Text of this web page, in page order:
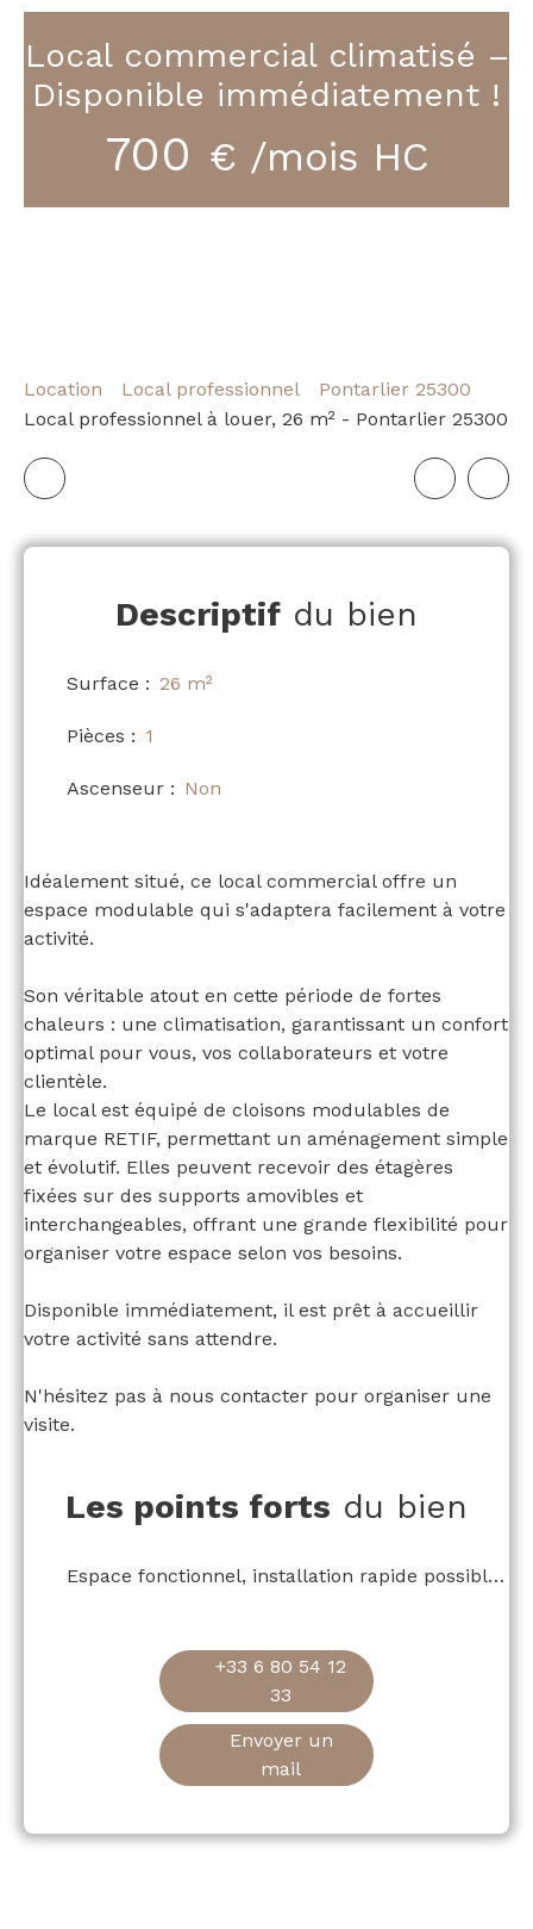
Local commercial climatisé –
Disponible immédiatement !
700 € /mois HC
Location Local professionnel
Pontarlier 25300
Local professionnel à louer, 26 m² - Pontarlier 25300
Descriptif du bien
Surface : 26 m²
Pièces : 1
Ascenseur : Non
Idéalement situé, ce local commercial offre un
espace modulable qui s'adaptera facilement à votre
activité.
Son véritable atout en cette période de fortes
chaleurs : une climatisation, garantissant un confort
optimal pour vous, vos collaborateurs et votre
clientèle.
Le local est équipé de cloisons modulables de
marque RETIF, permettant un aménagement simple
et évolutif. Elles peuvent recevoir des étagères
fixées sur des supports amovibles et
interchangeables, offrant une grande flexibilité pour
organiser votre espace selon vos besoins.
Disponible immédiatement, il est prêt à accueillir
votre activité sans attendre.
N'hésitez pas à nous contacter pour organiser une
visite.
Les points forts du bien
Espace fonctionnel, installation rapide possible, vitrine sur rue
+33 6 80 54 12
33
Envoyer un
mail